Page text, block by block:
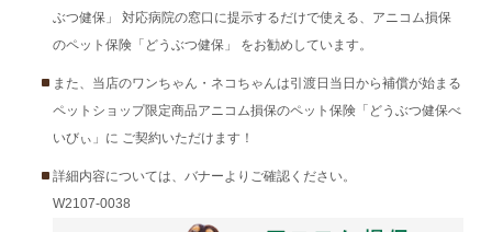
ぶつ健保」 対応病院の窓口に提示するだけで使える、アニコム損保
のペット保険「どうぶつ健保」 をお勧めしています。
また、当店のワンちゃん・ネコちゃんは引渡日当日から補償が始まる
ペットショップ限定商品アニコム損保のペット保険「どうぶつ健保べ
いびぃ」に ご契約いただけます！
詳細内容については、バナーよりご確認ください。
W2107-0038